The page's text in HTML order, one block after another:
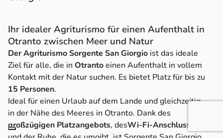
Ihr idealer Agriturismo für einen Aufenthalt in
Otranto zwischen Meer und Natur
Der Agriturismo Sorgente San Giorgio ist das ideale
Ziel für alle, die in Otrantoeinen Aufenthalt in vollem
Kontakt mit der Natur suchen. Es bietet Platz für bis zu
15 Personen.
Ideal für einen Urlaub auf dem Lande und gleichzeitig
in der Nähe des Meeres in Otranto. Dank des
großzügigen Platzangebots, desWi-Fi-Anschlusses